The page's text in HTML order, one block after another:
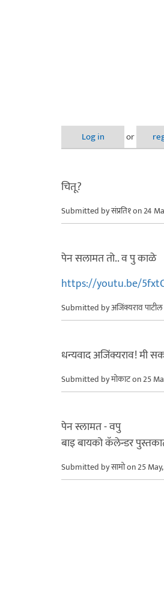
Log in or
चितू?
Submitted byसंप्रति१on 24
पेन सलामत तो.. व पु काळे
https://youtu.be/
Submitted byअजिंक्यराव पाटील
धन्यवाद अजिंक्यराव! मी
Submitted byमोकाटon 25
पेन स्लामत - वपु
बाइ बायको कॅलेन्डर
Submitted byसामोon 25